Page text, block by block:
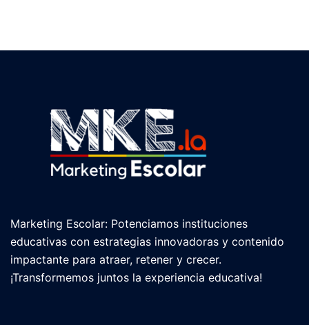
Marketing Escolar: Potenciamos instituciones
educativas con estrategias innovadoras y contenido
impactante para atraer, retener y crecer.
¡Transformemos juntos la experiencia educativa!